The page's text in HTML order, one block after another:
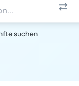
suchen